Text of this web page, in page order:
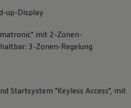
Kundenbetreuung
Kontrollleuchten
up-Display
mit 2-Zonen-
3-Zonen-Regelung
Startsystem "Keyless Access", mit